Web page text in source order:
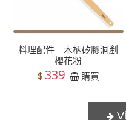
料理配件｜木柄矽膠洞剷
櫻花粉
$ 339 購買